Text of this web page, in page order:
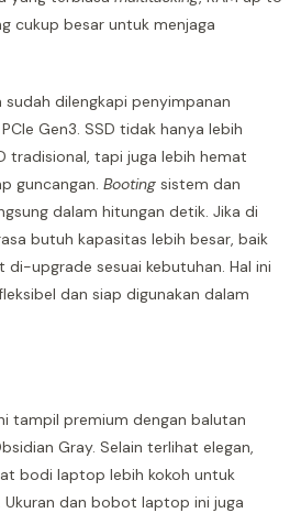
cukup besar untuk menjaga
dilengkapi penyimpanan
Gen3. SSD tidak hanya lebih
tradisional, tapi juga lebih hemat
guncangan. Booting sistem dan
dalam hitungan detik. Jika di
butuh kapasitas lebih besar, baik
di-upgrade sesuai kebutuhan. Hal ini
dan siap digunakan dalam
tampil premium dengan balutan
Gray. Selain terlihat elegan,
bodi laptop lebih kokoh untuk
Ukuran dan bobot laptop ini juga